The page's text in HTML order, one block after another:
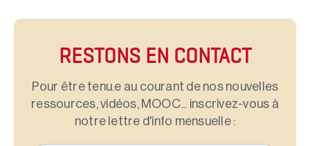
RESTONS EN CONTACT
Pour être tenu.e au courant de nos nouvelles
ressources, vidéos, MOOC... inscrivez-vous à
notre lettre d'info mensuelle :